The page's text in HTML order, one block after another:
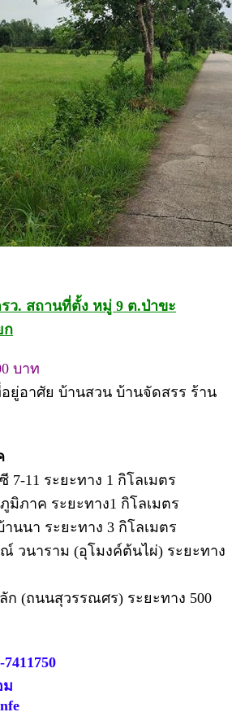
ว. สถานที่ตั้ง หมู่ 9 ต.ป่าขะ
ก
บาท
ยู่อาศัย บ้านสวน บ้านจัดสรร ร้าน
7-11 ระยะทาง 1 กิโลเมตร
มิภาค ระยะทาง1 กิโลเมตร
นนา ระยะทาง 3 กิโลเมตร
วนาราม (อุโมงค์ต้นไผ่) ระยะทาง
ก (ถนนสุวรรณศร) ระยะทาง 500
ม